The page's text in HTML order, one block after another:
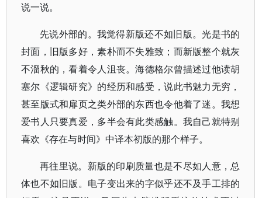
说一说。
先说外部的。我觉得新版还不如旧版。光是书的
封面，旧版多好，素朴而不失雅致；而新版整个就灰
不溜秋的，看着令人沮丧。海德格尔曾描述过他读胡
塞尔《逻辑研究》的经历和感受，说此书魅力无穷，
甚至版式和扉页之类外部的东西也令他着了迷。我想
爱书人只要真爱，多半会有此类感触。我自己就特别
喜欢《存在与时间》中译本初版的那个样子。
再往里说。新版的印刷质量也是不尽如人意，总
体也不如旧版。电子变出来的字似乎还不及手工排的